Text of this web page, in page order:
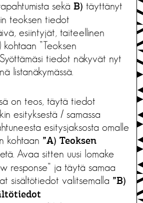
sekä B) täyttänyt
teoksen tiedot
esiintyjät, taiteellinen
”Teoksen
tiedot näkyvät nyt
listanäkymässä.
on teos, täytä tiedot
esityksestä / samassa
esitysjaksosta omalle
kohtaan ”A) Teoksen
Avaa sitten uusi lomake
response” ja täytä samaa
sisältötiedot valitsemalla ”B)